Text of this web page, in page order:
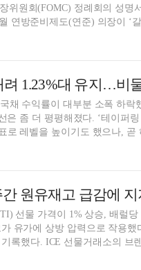
위원회(FOMC) 정례회의 성
연방준비제도(연준) 의장이 ‘
1.23%대 유지…비
채 수익률이 대부분 소폭 하
은 좀 더 평평해졌다. ‘테이퍼
로 레벨을 높이기도 했으나, 곧
원유재고 급감에 지
선물 가격이 1% 상승, 배럴
유가에 상방 압력으로 작용
록했다. ICE 선물거래소의 브